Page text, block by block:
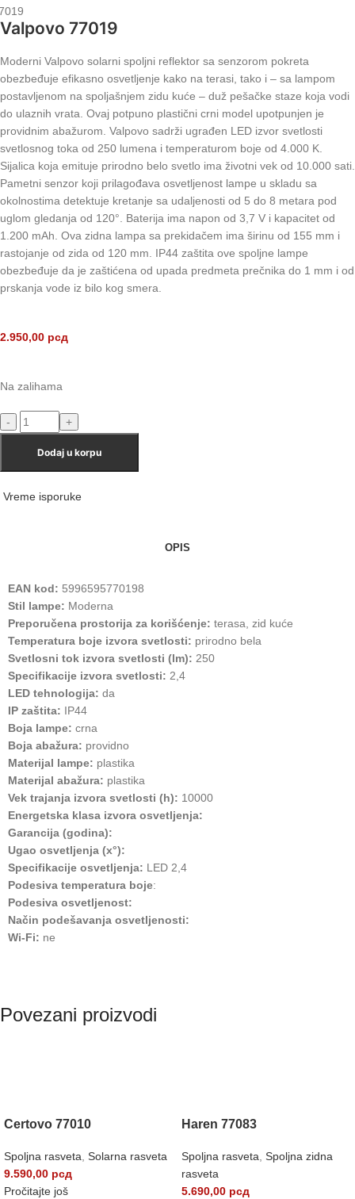
Valpovo 77019
Moderni Valpovo solarni spoljni reflektor sa senzorom pokreta
obezbeđuje efikasno osvetljenje kako na terasi, tako i – sa lampom
postavljenom na spoljašnjem zidu kuće – duž pešačke staze koja vodi
do ulaznih vrata. Ovaj potpuno plastični crni model upotpunjen je
providnim abažurom. Valpovo sadrži ugrađen LED izvor svetlosti
svetlosnog toka od 250 lumena i temperaturom boje od 4.000 K.
Sijalica koja emituje prirodno belo svetlo ima životni vek od 10.000 sati.
Pametni senzor koji prilagođava osvetljenost lampe u skladu sa
okolnostima detektuje kretanje sa udaljenosti od 5 do 8 metara pod
uglom gledanja od 120°. Baterija ima napon od 3,7 V i kapacitet od
1.200 mAh. Ova zidna lampa sa prekidačem ima širinu od 155 mm i
rastojanje od zida od 120 mm. IP44 zaštita ove spoljne lampe
obezbeđuje da je zaštićena od upada predmeta prečnika do 1 mm i od
prskanja vode iz bilo kog smera.
2.950,00 рсд
Na zalihama
Dodaj u korpu
Vreme isporuke
OPIS
EAN kod: 5996595770198
Stil lampe: Moderna
Preporučena prostorija za korišćenje: terasa, zid kuće
Temperatura boje izvora svetlosti: prirodno bela
Svetlosni tok izvora svetlosti (lm): 250
Specifikacije izvora svetlosti: 2,4
LED tehnologija: da
IP zaštita: IP44
Boja lampe: crna
Boja abažura: providno
Materijal lampe: plastika
Materijal abažura: plastika
Vek trajanja izvora svetlosti (h): 10000
Energetska klasa izvora osvetljenja:
Garancija (godina):
Ugao osvetljenja (x°):
Specifikacije osvetljenja: LED 2,4
Podesiva temperatura boje:
Podesiva osvetljenost:
Način podešavanja osvetljenosti:
Wi-Fi: ne
Povezani proizvodi
Certovo 77010
Spoljna rasveta Solarna rasveta
9.590,00 рсд
Pročitajte još
Haren 77083
Spoljna rasveta Spoljna zidna
rasveta
5.690,00 рсд